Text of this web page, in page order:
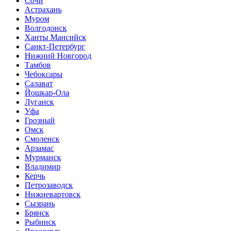
Астрахань
Муром
Волгодонск
Ханты Мансийск
Санкт-Петербург
Нижний Новгород
Тамбов
Чебоксары
Салават
Йошкар-Ола
Луганск
Уфа
Грозный
Омск
Смоленск
Арзамас
Мурманск
Владимир
Керчь
Петрозаводск
Нижневартовск
Сызрань
Брянск
Рыбинск